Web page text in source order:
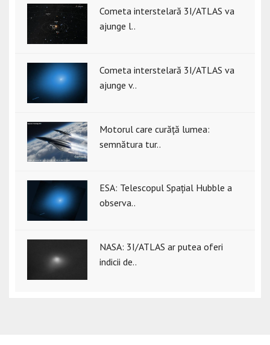
Cometa interstelară 3I/ATLAS va
ajunge l..
Cometa interstelară 3I/ATLAS va
ajunge v..
Motorul care curăță lumea:
semnătura tur..
ESA: Telescopul Spațial Hubble a
observa..
NASA: 3I/ATLAS ar putea oferi
indicii de..